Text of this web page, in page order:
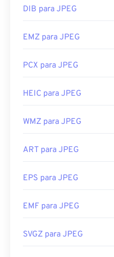
DIB para JPEG
EMZ para JPEG
PCX para JPEG
HEIC para JPEG
WMZ para JPEG
ART para JPEG
EPS para JPEG
EMF para JPEG
SVGZ para JPEG